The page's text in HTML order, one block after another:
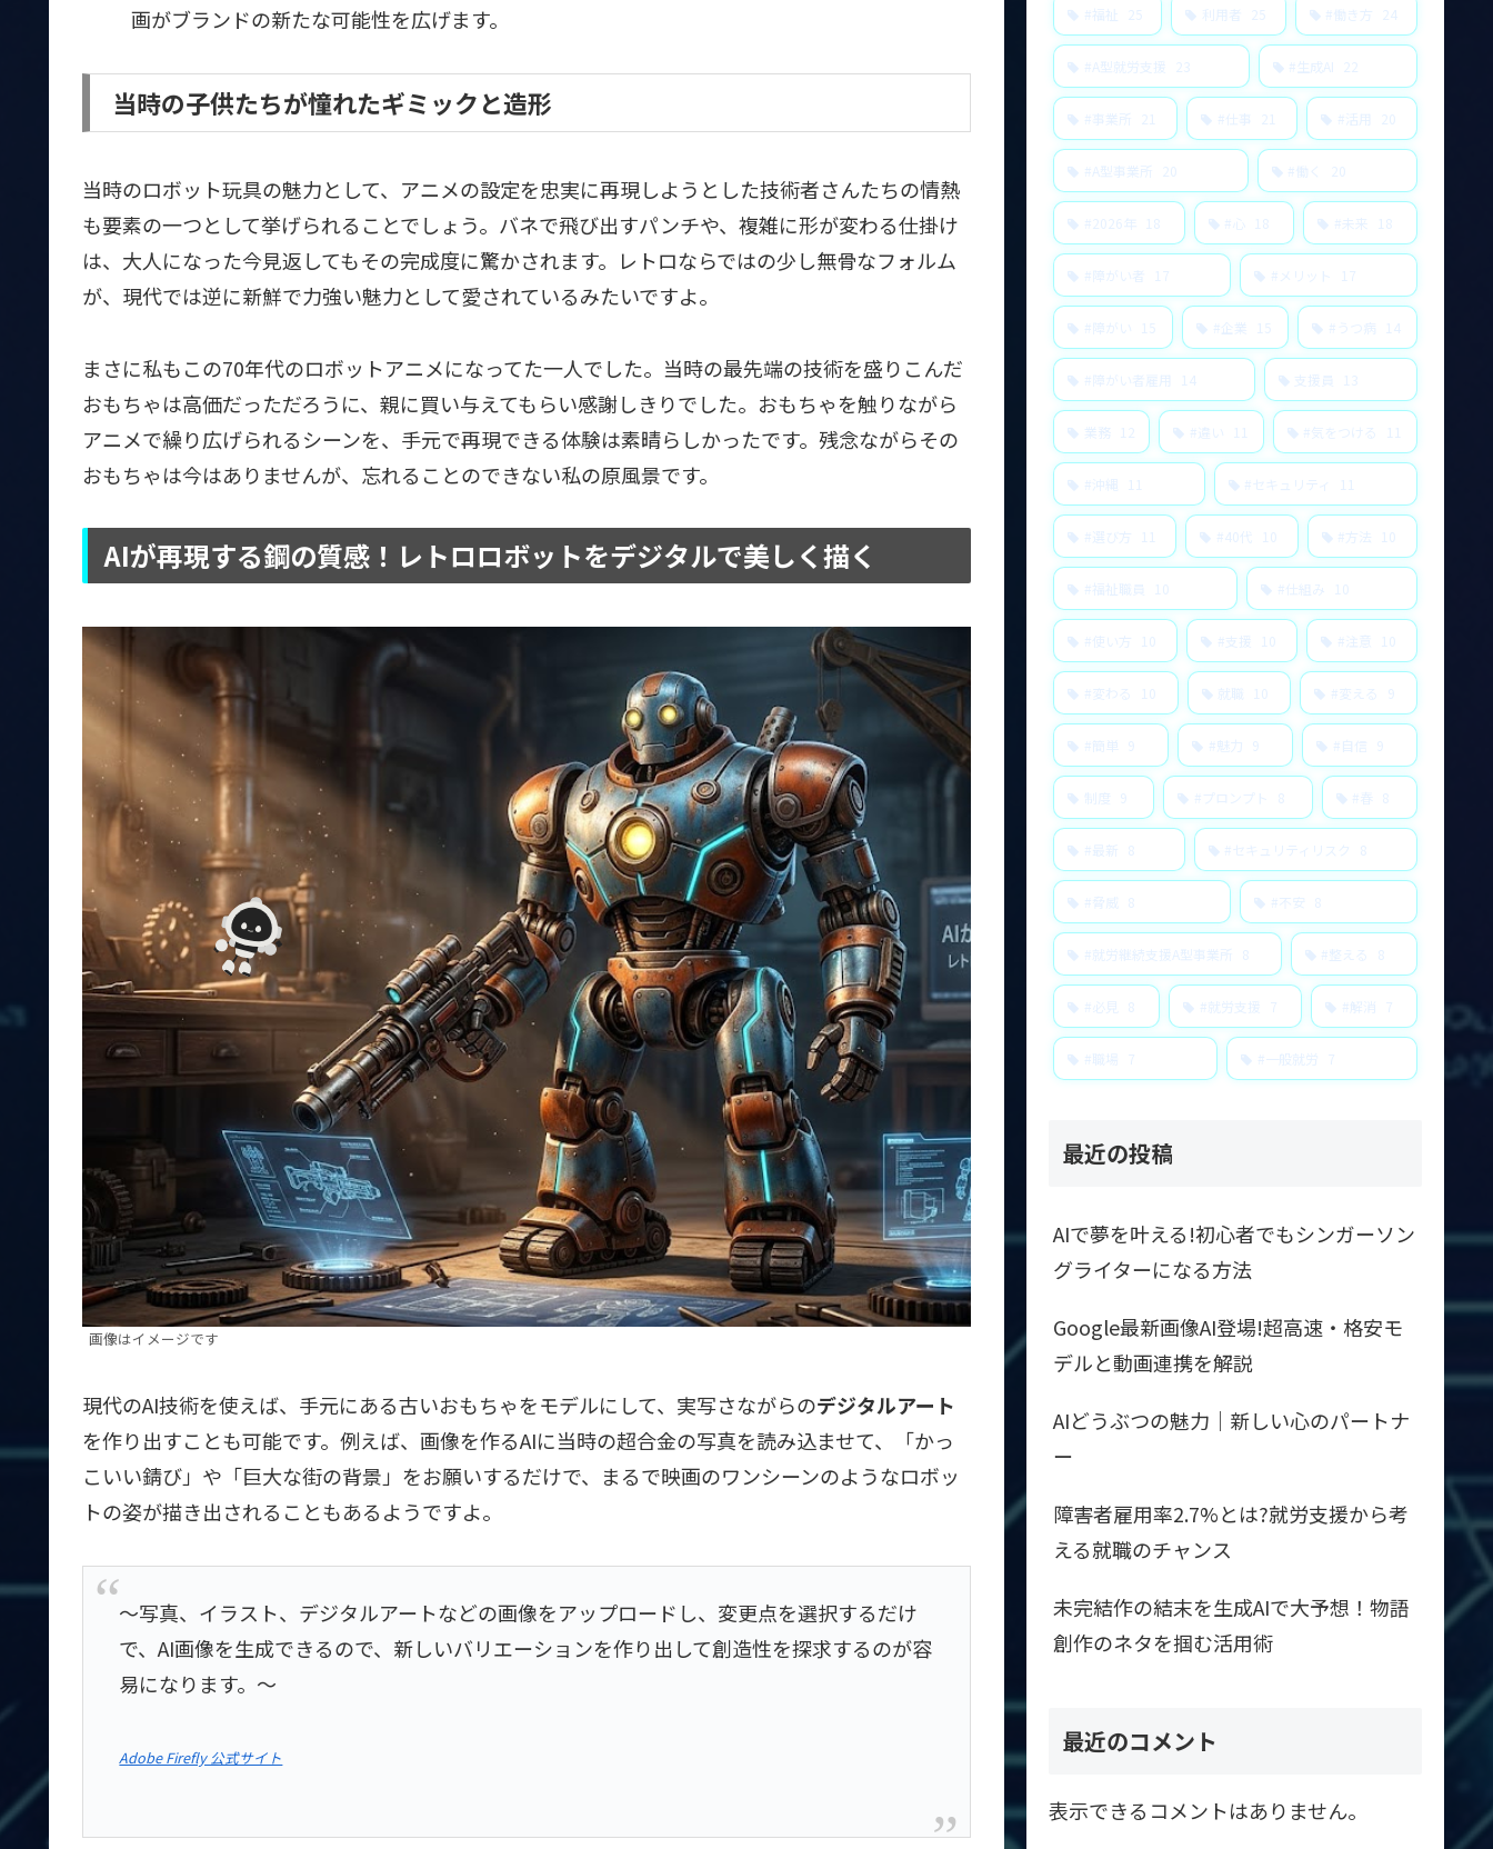
画がブランドの新たな可能性を広げます。
当時の子供たちが憧れたギミックと造形
当時のロボット玩具の魅力として、アニメの設定を忠実に再現しようとした技術者さんたちの情熱
も要素の一つとして挙げられることでしょう。バネで飛び出すパンチや、複雑に形が変わる仕掛け
は、大人になった今見返してもその完成度に驚かされます。レトロならではの少し無骨なフォルム
が、現代では逆に新鮮で力強い魅力として愛されているみたいですよ。
まさに私もこの70年代のロボットアニメになってた一人でした。当時の最先端の技術を盛りこんだ
おもちゃは高価だっただろうに、親に買い与えてもらい感謝しきりでした。おもちゃを触りながら
アニメで繰り広げられるシーンを、手元で再現できる体験は素晴らしかったです。残念ながらその
おもちゃは今はありませんが、忘れることのできない私の原風景です。
AIが再現する鋼の質感！レトロロボットをデジタルで美しく描く
画像はイメージです
現代のAI技術を使えば、手元にある古いおもちゃをモデルにして、実写さながらのデジタルアート
を作り出すことも可能です。例えば、画像を作るAIに当時の超合金の写真を読み込ませて、「かっ
こいい錆び」や「巨大な街の背景」をお願いするだけで、まるで映画のワンシーンのようなロボッ
トの姿が描き出されることもあるようですよ。
～写真、イラスト、デジタルアートなどの画像をアップロードし、変更点を選択するだけ
で、AI画像を生成できるので、新しいバリエーションを作り出して創造性を探求するのが容
易になります。～
Adobe Firefly 公式サイト
#福祉 25 利用者 25 #働き方 24
#A型就労支援 23 #生成AI 22
#事業所 21 #仕事 21 #活用 20
#A型事業所 20 #働く 20
#2026年 18 #心 18 #未来 18
#障がい者 17 #メリット 17
#障がい 15 #企業 15 #うつ病 14
#障がい者雇用 14 支援員 13
業務 12 #違い 11 #気をつける 11
#沖縄 11 #セキュリティ 11
#選び方 11 #40代 10 #方法 10
#福祉職員 10 #仕組み 10
#使い方 10 #支援 10 #注意 10
#変わる 10 就職 10 #変える 9
#簡単 9 #魅力 9 #自信 9
制度 9 #プロンプト 8 #春 8
#最新 8 #セキュリティリスク 8
#脅威 8 #不安 8
#就労継続支援A型事業所 8 #整える 8
#必見 8 #就労支援 7 #解消 7
#職場 7 #一般就労 7
最近の投稿
AIで夢を叶える!初心者でもシンガーソン
グライターになる方法
Google最新画像AI登場!超高速・格安モ
デルと動画連携を解説
AIどうぶつの魅力｜新しい心のパートナ
ー
障害者雇用率2.7%とは?就労支援から考
える就職のチャンス
未完結作の結末を生成AIで大予想！物語
創作のネタを掴む活用術
最近のコメント
表示できるコメントはありません。